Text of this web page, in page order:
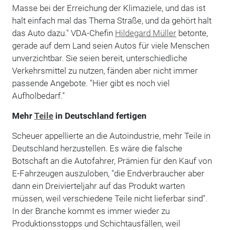
Masse bei der Erreichung der Klimaziele, und das ist
halt einfach mal das Thema Straße, und da gehört halt
das Auto dazu." VDA-Chefin Hildegard Müllerbetonte,
gerade auf dem Land seien Autos für viele Menschen
unverzichtbar. Sie seien bereit, unterschiedliche
Verkehrsmittel zu nutzen, fänden aber nicht immer
passende Angebote. "Hier gibt es noch viel
Aufholbedarf."
Mehr Teilein Deutschland fertigen
Scheuer appellierte an die Autoindustrie, mehr Teile in
Deutschland herzustellen. Es wäre die falsche
Botschaft an die Autofahrer, Prämien für den Kauf von
E-Fahrzeugen auszuloben, "die Endverbraucher aber
dann ein Dreivierteljahr auf das Produkt warten
müssen, weil verschiedene Teile nicht lieferbar sind".
In der Branche kommt es immer wieder zu
Produktionsstopps und Schichtausfällen, weil